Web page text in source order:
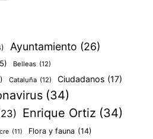
Ayuntamiento (26)
Belleas (12)
Cataluña (12) Ciudadanos (17)
(34)
Enrique Ortiz (34)
(11) Flora y fauna (14)